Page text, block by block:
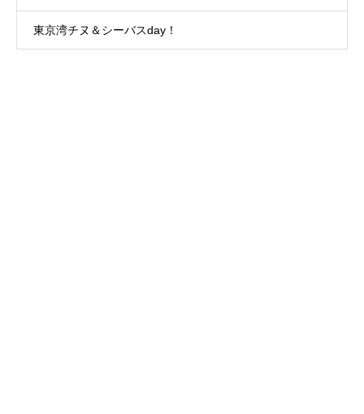
東京湾チヌ＆シーバスday！